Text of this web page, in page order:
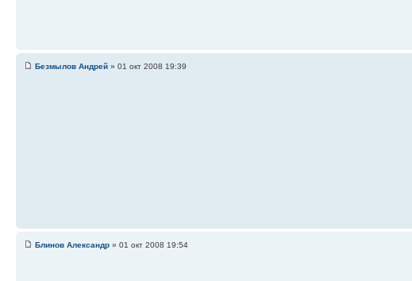
Безмылов Андрей » 01 окт 2008 19:39
Блинов Александр » 01 окт 2008 19:54